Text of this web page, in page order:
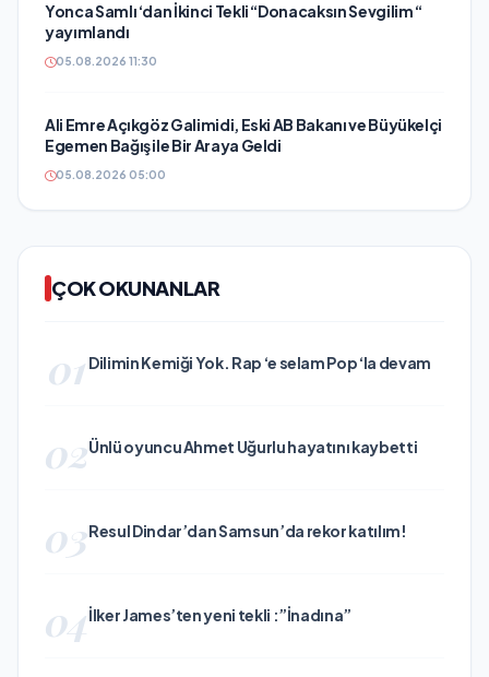
Yonca Samlı ‘dan İkinci Tekli “Donacaksın Sevgilim “
yayımlandı
05.08.2026 11:30
Ali Emre Açıkgöz Galimidi, Eski AB Bakanı ve Büyükelçi
Egemen Bağış ile Bir Araya Geldi
05.08.2026 05:00
ÇOK OKUNANLAR
01 Dilimin Kemiği Yok. Rap ‘e selam Pop ‘la devam
02Ünlü oyuncu Ahmet Uğurlu hayatını kaybetti
03Resul Dindar’dan Samsun’da rekor katılım!
04İlker James’ten yeni tekli :”İnadına”